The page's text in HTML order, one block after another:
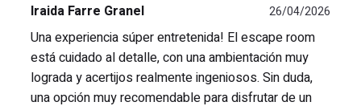
Iraida Farre Granel 26/04/2026
Una experiencia súper entretenida! El escape room
está cuidado al detalle, con una ambientación muy
lograda y acertijos realmente ingeniosos. Sin duda,
una opción muy recomendable para disfrutar de un